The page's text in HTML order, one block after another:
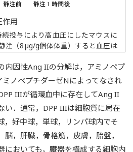
用
投与により高血圧にしたマウスに
注（8 µg/g個体体重）すると血圧は
p＜0.01 vs PBS.
内因性Ang IIの分解は，アミノペプ
ノペプチダーゼNによってなされ
IIIが循環血中に存在してAng II
い．通常，DPP IIIは細胞質に局在
，好中球，単球，リンパ球内でそ
，肝臓，骨格筋，皮膚，胎盤，
においても，臓器を構成する細胞内